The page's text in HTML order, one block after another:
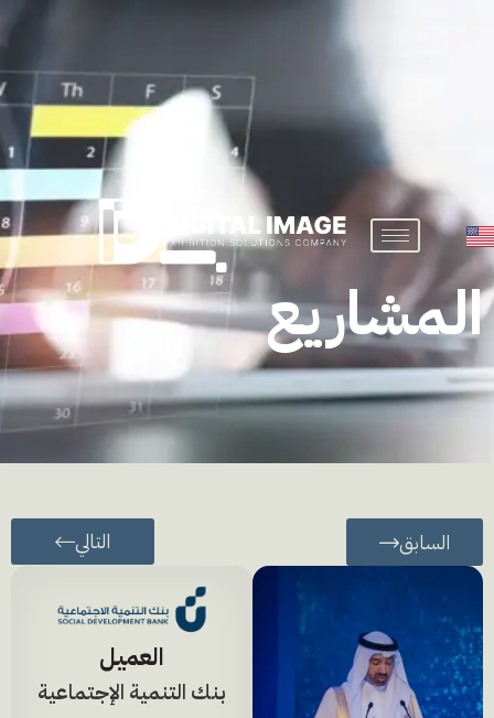
المشاريع
السابق التالي
العميل
بنك التنمية الإجتماعية